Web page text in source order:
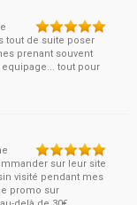
tout de suite poser
prenant souvent
tout pour
sur leur site
visité pendant mes
promo sur